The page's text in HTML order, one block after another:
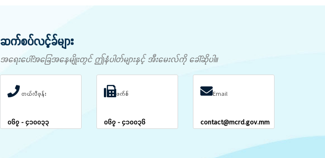
ဆက်စပ်လင့်ခ်များ
အရေးပေါ်အခြေအနေမျိုးတွင် ဤနံပါတ်များနှင့် အီးမေးလ်ကို ခေါ်ဆိုပါ။
တယ်လီဖုန်း
၀၆၇ - ၄၁၀၀၃၃
ဖက်စ်
၀၆၇ - ၄၁၀၀၃၆
Email
contact@mcrd.gov.mm